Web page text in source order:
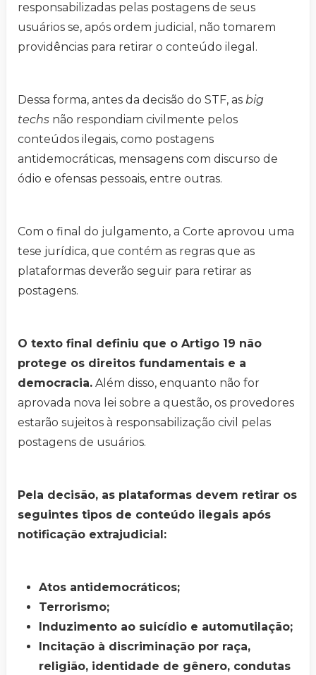
responsabilizadas pelas postagens de seus
usuários se, após ordem judicial, não tomarem
providências para retirar o conteúdo ilegal.
Dessa forma, antes da decisão do STF, as big
techs não respondiam civilmente pelos
conteúdos ilegais, como postagens
antidemocráticas, mensagens com discurso de
ódio e ofensas pessoais, entre outras.
Com o final do julgamento, a Corte aprovou uma
tese jurídica, que contém as regras que as
plataformas deverão seguir para retirar as
postagens.
O texto final definiu que o Artigo 19 não
protege os direitos fundamentais e a
democracia. Além disso, enquanto não for
aprovada nova lei sobre a questão, os provedores
estarão sujeitos à responsabilização civil pelas
postagens de usuários.
Pela decisão, as plataformas devem retirar os
seguintes tipos de conteúdo ilegais após
notificação extrajudicial:
Atos antidemocráticos;
Terrorismo;
Induzimento ao suicídio e automutilação;
Incitação à discriminação por raça,
religião, identidade de gênero, condutas